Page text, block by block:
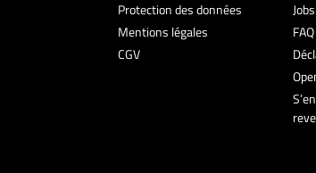
Protection des données
Mentions légales
CGV
Jobs
FAQ